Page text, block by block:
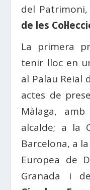
del
de les
La primera
tenir lloc en
al Palau Reial
actes de
Màlaga,
alcalde; a la
Barcelona, a
Europea de
Granada i